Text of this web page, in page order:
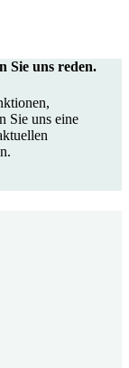
Sie uns reden.
Sie uns eine